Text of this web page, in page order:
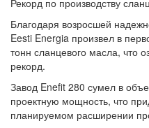
Рекорд по производству
Благодаря возросшей
Eesti Energia произвел в
тонн сланцевого масла, что
рекорд.
Завод Enefit 280 сумел в
проектную мощность, что
планируемом расширении